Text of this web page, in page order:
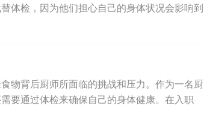
体检，因为他们担心自己的身体状况会影响到
物背后厨师所面临的挑战和压力。作为一名厨
要通过体检来确保自己的身体健康。在入职